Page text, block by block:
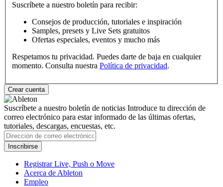
Suscríbete a nuestro boletín para recibir:
Consejos de producción, tutoriales e inspiración
Samples, presets y Live Sets gratuitos
Ofertas especiales, eventos y mucho más
Respetamos tu privacidad. Puedes darte de baja en cualquier
momento. Consulta nuestra Política de privacidad.
Suscríbete a nuestro boletín de noticias Introduce tu dirección de
correo electrónico para estar informado de las últimas ofertas,
tutoriales, descargas, encuestas, etc.
Registrar Live, Push o Move
Acerca de Ableton
Empleo